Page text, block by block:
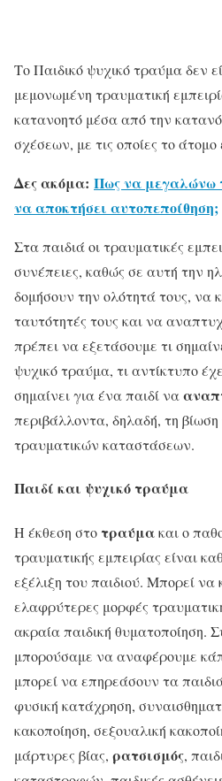
Το Παιδικό ψυχικό τραύμα δεν
μεμονωμένη τραυματική
κατανοητό μέσα από την
σχέσεων, με τις οποίες το άτομο
Δες ακόμα: Πως να μεγαλώνω
να αποκτήσει αυτοπεποίθηση;
Στα παιδιά οι τραυματικές
συνέπειες, καθώς σε αυτή την
δομήσουν την ολότητά τους, να
ταυτότητές τους και να
πρέπει να εξετάσουμε τι
ψυχικό τραύμα, τι αντίκτυπο
σημαίνει για ένα παιδί να
περιβάλλοντα, δηλαδή, τη
τραυματικών καταστάσεων.
Παιδί και ψυχικό τραύμα
Η έκθεση στο τραύμακαι ο
τραυματικής εμπειρίας είναι
εξέλιξη του παιδιού. Μπορεί να
ελαφρύτερες μορφές
ακραία παιδική θυματοποίηση.
μπορούσαμε να αναφέρουμε
μπορεί να επηρεάσουν τα
φυσική κατάχρηση,
κακοποίηση, σεξουαλική
μάρτυρες βίας, ρατσισμός,